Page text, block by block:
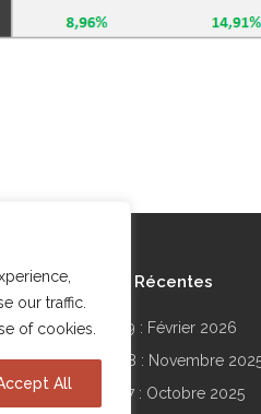
our traffic.
of cookies.
All
Actualités Récentes
Actu’Air N°99 : Février 2026
Actu’Air N°98 : Novembre
Actu’Air N°97 : Octobre 2025